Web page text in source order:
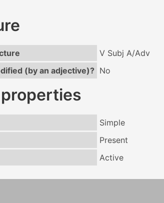
V Subj A/Adv
(by an adjective)? No
Simple
Present
Active